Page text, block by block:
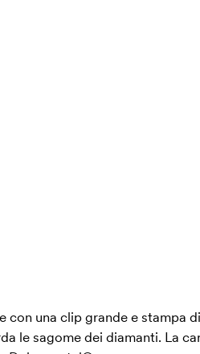
con una clip grande e stampa
le sagome dei diamanti. La